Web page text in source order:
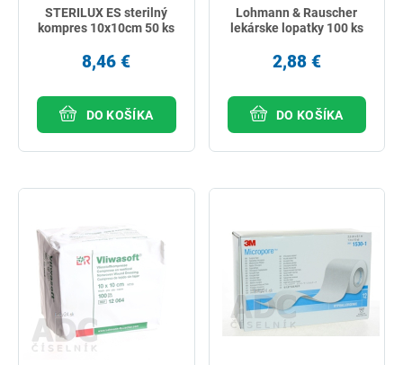
STERILUX ES sterilný
kompres 10x10cm 50 ks
8,46 €
DO KOŠÍKA
Lohmann & Rauscher
lekárske lopatky 100 ks
2,88 €
DO KOŠÍKA